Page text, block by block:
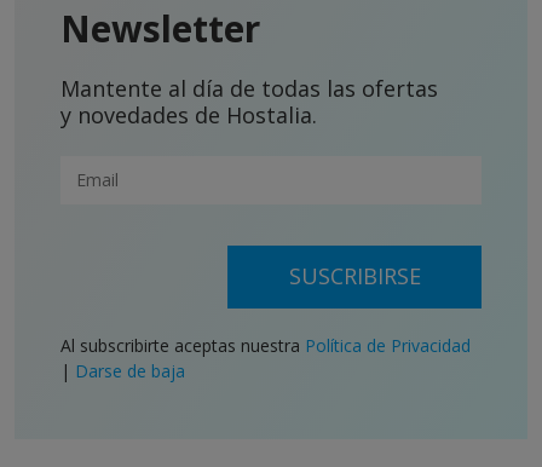
Newsletter
Mantente al día de todas las ofertas
y novedades de Hostalia.
SUSCRIBIRSE
Al subscribirte aceptas nuestra Política de Privacidad
| Darse de baja